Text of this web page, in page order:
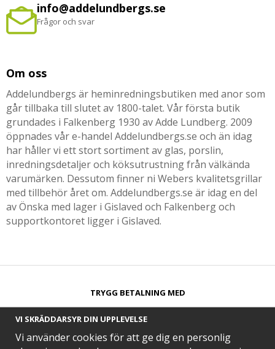
info@addelundbergs.se
Frågor och svar
Om oss
Addelundbergs är heminredningsbutiken med anor som
går tillbaka till slutet av 1800-talet. Vår första butik
grundades i Falkenberg 1930 av Adde Lundberg. 2009
öppnades vår e-handel Addelundbergs.se och än idag
har håller vi ett stort sortiment av glas, porslin,
inredningsdetaljer och köksutrustning från välkända
varumärken. Dessutom finner ni Webers kvalitetsgrillar
med tillbehör året om. Addelundbergs.se är idag en del
av Önska med lager i Gislaved och Falkenberg och
supportkontoret ligger i Gislaved.
TRYGG BETALNING MED​
VI SKRÄDDARSYR DIN UPPLEVELSE
Vi använder cookies för att ge dig en personlig